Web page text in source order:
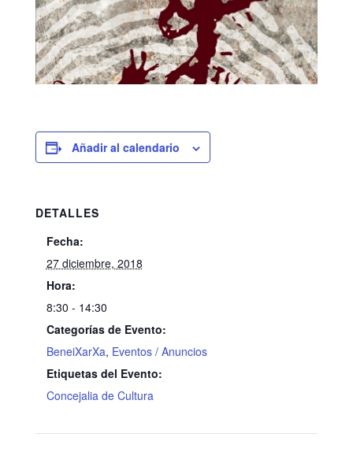
Añadir al calendario
DETALLES
Fecha:
27 diciembre, 2018
Hora:
8:30 - 14:30
Categorías de Evento:
BeneiXarXa, Eventos / Anuncios
Etiquetas del Evento:
Concejalia de Cultura